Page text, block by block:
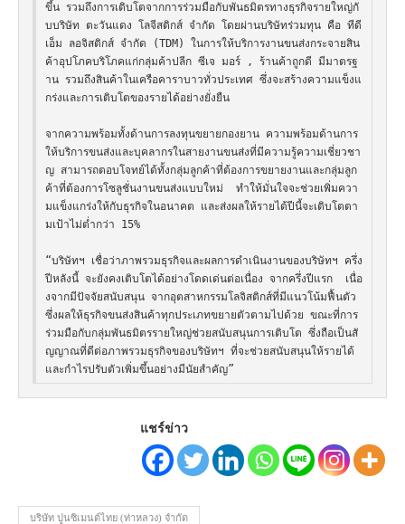
ขึ้น รวมถึงการเติบโตจากการร่วมมือกับพันธมิตรทางธุรกิจรายใหญ่กั
บบริษัท ตะวันแดง โลจีสติกส์ จำกัด โดยผ่านบริษัทร่วมทุน คือ ทีดี
เอ็ม ลอจิสติกส์ จำกัด (TDM) ในการให้บริการงานขนส่งกระจายสิน
ค้าอุปโภคบริโภคแก่กลุ่มค้าปลีก ซีเจ มอร์ , ร้านค้าถูกดี มีมาตรฐ
าน รวมถึงสินค้าในเครือคาราบาวทั่วประเทศ ซึ่งจะสร้างความแข็งแ
กร่งและการเติบโตของรายได้อย่างยั่งยืน
จากความพร้อมทั้งด้านการลงทุนขยายกองยาน ความพร้อมด้านการ
ให้บริการขนส่งและบุคลากรในสายงานขนส่งที่มีความรู้ความเชี่ยวชา
ญ สามารถตอบโจทย์ได้ทั้งกลุ่มลูกค้าที่ต้องการขยายงานและกลุ่มลูก
ค้าที่ต้องการโซลูชั่นงานขนส่งแบบใหม่  ทำให้มั่นใจจะช่วยเพิ่มควา
มแข็งแกร่งให้กับธุรกิจในอนาคต และส่งผลให้รายได้ปีนี้จะเติบโตตา
มเป้าไม่ต่ำกว่า 15%
“บริษัทฯ เชื่อว่าภาพรวมธุรกิจและผลการดำเนินงานของบริษัทฯ ครึ่ง
ปีหลังนี้ จะยังคงเติบโตได้อย่างโดดเด่นต่อเนื่อง จากครึ่งปีแรก  เนื่อ
งจากมีปัจจัยสนับสนุน จากอุตสาหกรรมโลจิสติกส์ที่มีแนวโน้มฟื้นตัว
ซึ่งผลให้ธุรกิจขนส่งสินค้าทุกประเภทขยายตัวตามไปด้วย ขณะที่การ
ร่วมมือกับกลุ่มพันธมิตรรายใหญ่ช่วยสนับสนุนการเติบโต ซึ่งถือเป็นสั
ญญาณที่ดีต่อภาพรวมธุรกิจของบริษัทฯ ที่จะช่วยสนับสนุนให้รายได้
และกำไรปรับตัวเพิ่มขึ้นอย่างมีนัยสำคัญ”
แชร์ข่าว
บริษัท ปูนซิเมนต์ไทย (ท่าหลวง) จำกัด